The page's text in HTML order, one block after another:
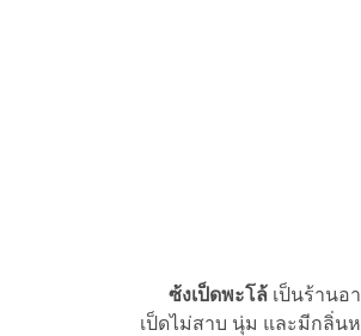
ซ้งเป็ดพะโล้ เป็นร้านอ
เป็ดไม่สาบ นุ่ม และมีกลิ่น